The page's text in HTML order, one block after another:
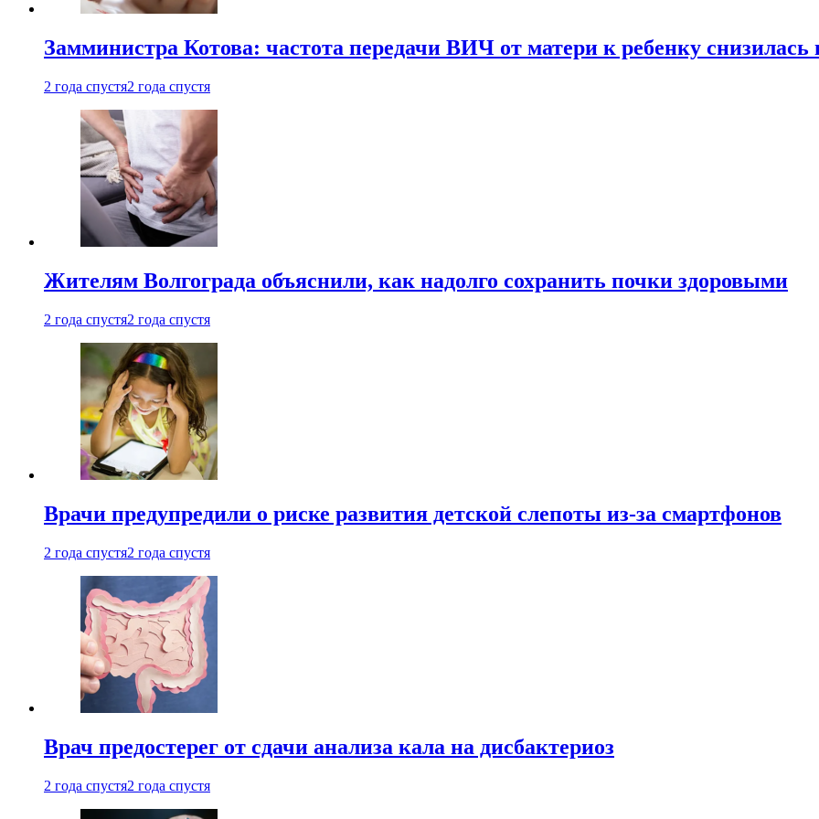
Замминистра Котова: частота передачи ВИЧ от матери к ребенку снизилась
2 года спустя2 года спустя
Жителям Волгограда объяснили, как надолго сохранить почки здоровыми
2 года спустя2 года спустя
Врачи предупредили о риске развития детской слепоты из-за смартфонов
2 года спустя2 года спустя
Врач предостерег от сдачи анализа кала на дисбактериоз
2 года спустя2 года спустя